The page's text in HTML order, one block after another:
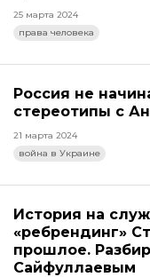
25 марта 2024
права человека
Россия не
стереотипы с
21 марта 2024
война в Украине
История на
«ребрендинг»
прошлое.
Сайфуллаевым